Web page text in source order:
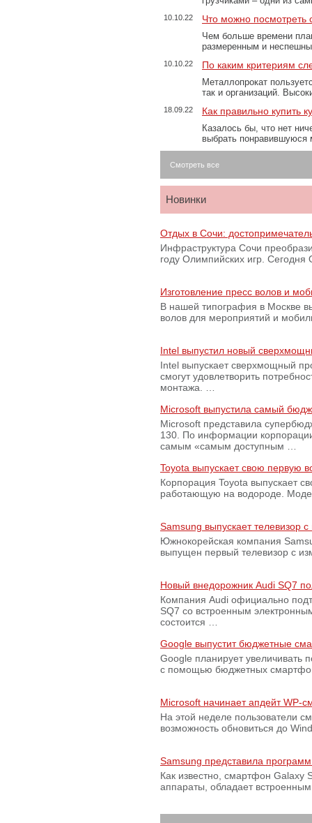
10.10.22 Что можно посмотреть
Чем больше времени
размеренным и
10.10.22 По каким критериям
Металлопрокат
так и организаций.
18.09.22 Как правильно купить
Казалось бы, что нет
выбрать
Смотреть все
Новинки
Отдых в Сочи:
Инфраструктура Сочи
году Олимпийских игр.
Изготовление пресс волов и
В нашей типография в Москве
волов для мероприятий и
Intel выпустил новый
Intel выпускает сверхмощный
смогут удовлетворить
монтажа. …
Microsoft выпустила самый
Microsoft представила
130. По информации
самым «самым доступным …
Toyota выпускает свою первую
Корпорация Toyota выпускает
работающую на водороде.
Samsung выпускает телевизор
Южнокорейская компания
выпущен первый телевизор с
Новый внедорожник Audi SQ7
Компания Audi официально
SQ7 со встроенным
состоится …
Google выпустит бюджетные
Google планирует увеличивать
с помощью бюджетных
Microsoft начинает апдейт WP-
На этой неделе пользователи
возможность обновиться до
Samsung представила
Как известно, смартфон Galaxy
аппараты, обладает